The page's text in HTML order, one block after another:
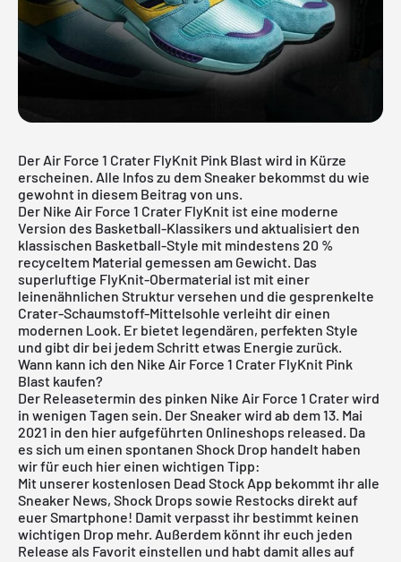
Der Air Force 1 Crater FlyKnit Pink Blast wird in Kürze
erscheinen. Alle Infos zu dem Sneaker bekommst du wie
gewohnt in diesem Beitrag von uns.
Der Nike Air Force 1 Crater FlyKnit ist eine moderne
Version des Basketball-Klassikers und aktualisiert den
klassischen Basketball-Style mit mindestens 20 %
recyceltem Material gemessen am Gewicht. Das
superluftige FlyKnit-Obermaterial ist mit einer
leinenähnlichen Struktur versehen und die gesprenkelte
Crater-Schaumstoff-Mittelsohle verleiht dir einen
modernen Look. Er bietet legendären, perfekten Style
und gibt dir bei jedem Schritt etwas Energie zurück.
Wann kann ich den Nike Air Force 1 Crater FlyKnit Pink
Blast kaufen?
Der Releasetermin des pinken Nike Air Force 1 Crater wird
in wenigen Tagen sein. Der Sneaker wird ab dem 13. Mai
2021 in den hier aufgeführten Onlineshops released. Da
es sich um einen spontanen Shock Drop handelt haben
wir für euch hier einen wichtigen Tipp:
Mit unserer kostenlosen Dead Stock App bekommt ihr alle
Sneaker News, Shock Drops sowie Restocks direkt auf
euer Smartphone! Damit verpasst ihr bestimmt keinen
wichtigen Drop mehr. Außerdem könnt ihr euch jeden
Release als Favorit einstellen und habt damit alles auf